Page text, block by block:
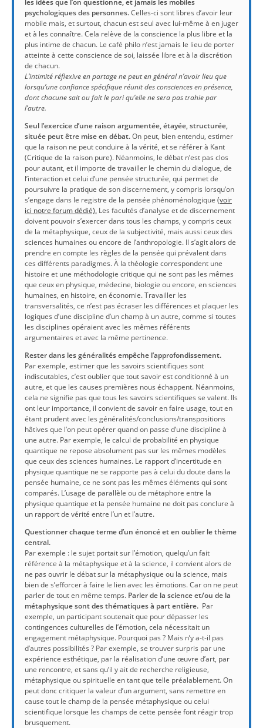
les idées que l’on questionne, et jamais les mobiles
psychologiques des personnes.Celles-ci sont libres d’avoir leur
mobile mais, et surtout, chacun est seul avec lui-même à en juger
et à les connaître. Cela relève de la conscience la plus libre et la
plus intime de chacun. Le café philo n’est jamais le lieu de porter
atteinte à cette conscience de soi, laissée libre et à la discrétion
de chacun.
L’intimité réflexive en partage ne peut en général n’avoir lieu que
lorsqu’une confiance spécifique réunit des consciences en présence,
dont chacune sait ou fait le pari qu’elle ne sera pas trahie par
l’autre.
Seul l’exercice d’une raison argumentée, étayée, structurée,
située peut être mise en débat.On peut, bien entendu, estimer
que la raison ne peut conduire à la vérité, et se référer à Kant
(Critique de la raison pure). Néanmoins, le débat n’est pas clos
pour autant, et il importe de travailler le chemin du dialogue, de
l’interaction et celui d’une pensée structurée, qui permet de
poursuivre la pratique de son discernement, y compris lorsqu’on
s’engage dans le registre de la pensée phénoménologique (voir
ici notre forum dédié). Les facultés d’analyse et de discernement
doivent pouvoir s’exercer dans tous les champs, y compris ceux
de la métaphysique, ceux de la subjectivité, mais aussi ceux des
sciences humaines ou encore de l’anthropologie. Il s’agit alors de
prendre en compte les règles de la pensée qui prévalent dans
ces différents paradigmes. À la théologie correspondent une
histoire et une méthodologie critique qui ne sont pas les mêmes
que ceux en physique, médecine, biologie ou encore, en sciences
humaines, en histoire, en économie. Travailler les
transversalités, ce n’est pas écraser les différences et plaquer les
logiques d’une discipline d’un champ à un autre, comme si toutes
les disciplines opéraient avec les mêmes référents
argumentaires et avec la même pertinence.
Rester dans les généralités empêche l’approfondissement.
Par exemple, estimer que les savoirs scientifiques sont
indiscutables, c’est oublier que tout savoir est conditionné à un
autre, et que les causes premières nous échappent. Néanmoins,
cela ne signifie pas que tous les savoirs scientifiques se valent. Ils
ont leur importance, il convient de savoir en faire usage, tout en
étant prudent avec les généralités/conclusions/transpositions
hâtives que l’on peut opérer quand on passe d’une discipline à
une autre. Par exemple, le calcul de probabilité en physique
quantique ne repose absolument pas sur les mêmes modèles
que ceux des sciences humaines. Le rapport d’incertitude en
physique quantique ne se rapporte pas à celui du doute dans la
pensée humaine, ce ne sont pas les mêmes éléments qui sont
comparés. L’usage de parallèle ou de métaphore entre la
physique quantique et la pensée humaine ne doit pas conclure à
un rapport de vérité entre l’un et l’autre.
Questionner chaque terme d’un énoncé et en oublier le thème
central.
Par exemple : le sujet portait sur l’émotion, quelqu’un fait
référence à la métaphysique et à la science, il convient alors de
ne pas ouvrir le débat sur la métaphysique ou la science, mais
bien de s’efforcer à faire le lien avec les émotions. Car on ne peut
parler de tout en même temps. Parler de la science et/ou de la
métaphysique sont des thématiques à part entière. Par
exemple, un participant soutenait que pour dépasser les
contingences culturelles de l’émotion, cela nécessitait un
engagement métaphysique. Pourquoi pas ? Mais n’y a-t-il pas
d’autres possibilités ? Par exemple, se trouver surpris par une
expérience esthétique, par la réalisation d’une œuvre d’art, par
une rencontre, et sans qu’il y ait de recherche religieuse,
métaphysique ou spirituelle en tant que telle préalablement. On
peut donc critiquer la valeur d’un argument, sans remettre en
cause tout le champ de la pensée métaphysique ou celui
scientifique lorsque les champs de cette pensée font réagir trop
brusquement.